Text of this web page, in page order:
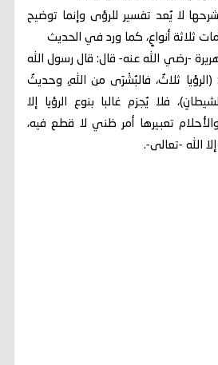
لا يُعد تفسير للرؤى وإنما توضيح
ثلاثة أنواعٍ، كما ورد في الحديث
-رضي الله عنه- قال: قال رسول الله
ثلاثٌ، فالبُشْرَى من اللهِ، وحديثُ
فلا يُجزم غالبا بنوع الرؤيا إلا
والأحلام تعبيرها أمر ظني لا قطع فيه،
الله -تعالى-.